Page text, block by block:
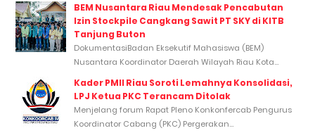
BEM Nusantara Riau Mendesak Pencabutan
Izin Stockpile Cangkang Sawit PT SKY di KITB
Tanjung Buton
DokumentasiBadan Eksekutif Mahasiswa (BEM)
Nusantara Koordinator Daerah Wilayah Riau Kota...
Kader PMII Riau Soroti Lemahnya Konsolidasi,
LPJ Ketua PKC Terancam Ditolak
Menjelang forum Rapat Pleno Konkonfercab Pengurus
Koordinator Cabang (PKC) Pergerakan...